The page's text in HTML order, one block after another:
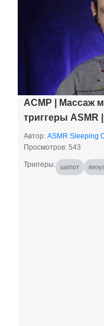
АСМР | Массаж
триггеры ASMR
Автор: ASMR Sleeping
Просмотров: 543
шепот